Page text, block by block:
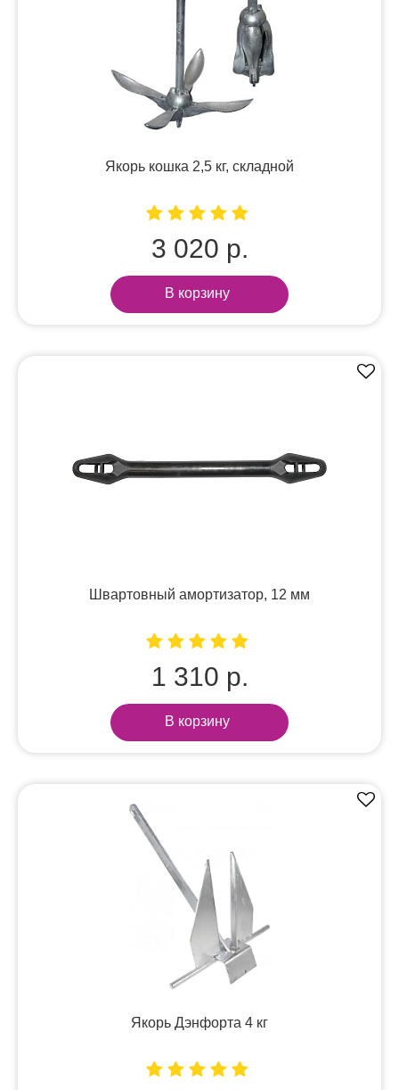
Якорь кошка 2,5 кг, складной
3 020 р.
В корзину
Швартовный амортизатор, 12 мм
1 310 р.
В корзину
Якорь Дэнфорта 4 кг